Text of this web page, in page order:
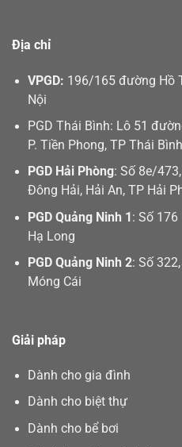
Địa chỉ
VPGD: 196/165 đường Hồ
Nội
PGD Thái Bình: Lô 51
P. Tiền Phong, TP Thái Bình
PGD Hải Phòng: Số 8e/
Đông Hải, Hải An, TP Hải
PGD Quảng Ninh 1 : Số 176
Hạ Long
PGD Quảng Ninh 2: Số
Móng Cái
Giải pháp
Dành cho gia đình
Dành cho biệt thự
Dành cho bể bơi